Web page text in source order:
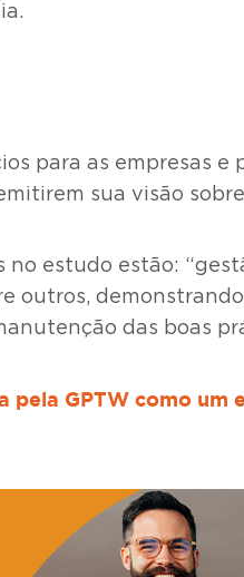
para as empresas
sua visão
no estudo estão:
outros,
das boas
pela GPTW como